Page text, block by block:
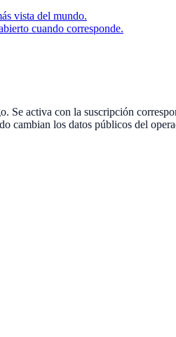
vista del mundo.
cuando corresponde.
activa con la suscripción
cambian los datos públicos del